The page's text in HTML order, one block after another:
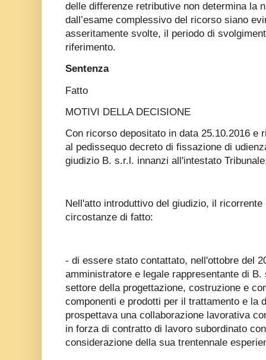
delle differenze retributive non determina la
dall’esame complessivo del ricorso siano
asseritamente svolte, il periodo di
riferimento.
Sentenza
Fatto
MOTIVI DELLA DECISIONE
Con ricorso depositato in data 25.10.2016 e
al pedissequo decreto di fissazione di
giudizio B. s.r.l. innanzi all'intestato
Nell'atto introduttivo del giudizio, il ricorrente
circostanze di fatto:
- di essere stato contattato, nell'ottobre del
amministratore e legale rappresentante di
settore della progettazione, costruzione e
componenti e prodotti per il trattamento e la
prospettava una collaborazione lavorativa
in forza di contratto di lavoro subordinato
considerazione della sua trentennale